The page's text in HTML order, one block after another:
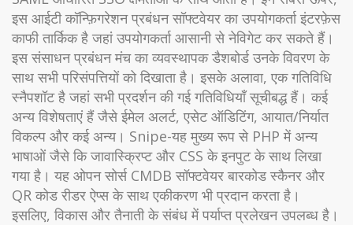
इस आईटी कॉन्फ़िगरेशन प्रबंधन सॉफ्टवेयर का उपयोगकर्ता इंटरफ़ेस
काफी तार्किक है जहां उपयोगकर्ता आसानी से नेविगेट कर सकते हैं।
इस संसाधन प्रबंधन मंच का व्यवस्थापक डैशबोर्ड उनके विवरण के
साथ सभी परिसंपत्तियों को दिखाता है। इसके अलावा, एक गतिविधि
स्नैपशॉट है जहां सभी प्रदर्शन की गई गतिविधियाँ सूचीबद्ध हैं। कई
अन्य विशेषताएं हैं जैसे ईमेल अलर्ट, एसेट ऑडिटिंग, आयात/निर्यात
विकल्प और कई अन्य। Snipe-यह मुख्य रूप से PHP में अन्य
भाषाओं जैसे कि जावास्क्रिप्ट और CSS के इनपुट के साथ लिखा
गया है। यह ओपन सोर्स CMDB सॉफ्टवेयर बारकोड स्कैनर और
QR कोड रीडर ऐप्स के साथ एकीकरण भी प्रदान करता है।
इसलिए, विकास और तैनाती के संबंध में पर्याप्त प्रलेखन उपलब्ध है।